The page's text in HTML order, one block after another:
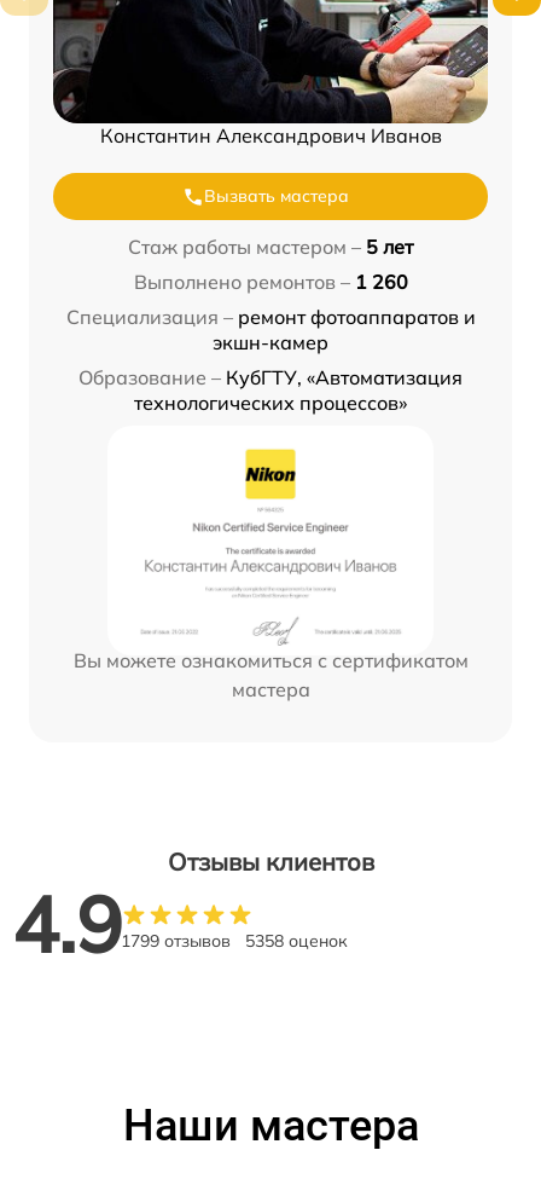
Константин Александрович Иванов
Вызвать мастера
Стаж работы мастером – 5 лет
Выполнено ремонтов – 1 260
Специализация – ремонт фотоаппаратов и
экшн-камер
Образование – КубГТУ, «Автоматизация
технологических процессов»
Вы можете ознакомиться с сертификатом
мастера
Отзывы клиентов
4.91799 отзывов 5358 оценок
Наши мастера